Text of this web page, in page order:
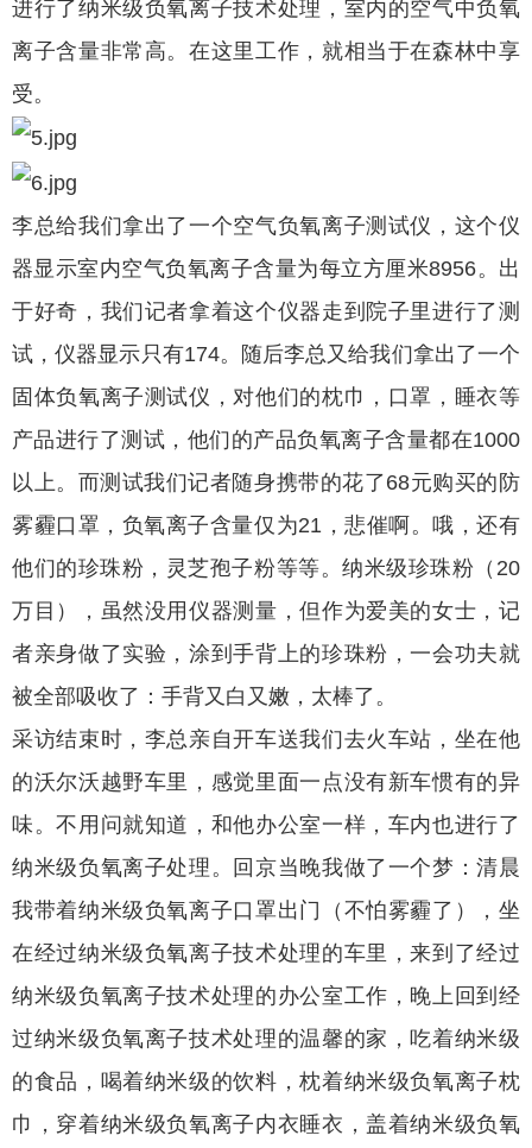
进行了纳米级负氧离子技术处理，室内的空气中负氧
离子含量非常高。在这里工作，就相当于在森林中享
受。
李总给我们拿出了一个空气负氧离子测试仪，这个仪
器显示室内空气负氧离子含量为每立方厘米8956。出
于好奇，我们记者拿着这个仪器走到院子里进行了测
试，仪器显示只有174。随后李总又给我们拿出了一个
固体负氧离子测试仪，对他们的枕巾，口罩，睡衣等
产品进行了测试，他们的产品负氧离子含量都在1000
以上。而测试我们记者随身携带的花了68元购买的防
雾霾口罩，负氧离子含量仅为21，悲催啊。哦，还有
他们的珍珠粉，灵芝孢子粉等等。纳米级珍珠粉（20
万目），虽然没用仪器测量，但作为爱美的女士，记
者亲身做了实验，涂到手背上的珍珠粉，一会功夫就
被全部吸收了：手背又白又嫩，太棒了。
采访结束时，李总亲自开车送我们去火车站，坐在他
的沃尔沃越野车里，感觉里面一点没有新车惯有的异
味。不用问就知道，和他办公室一样，车内也进行了
纳米级负氧离子处理。回京当晚我做了一个梦：清晨
我带着纳米级负氧离子口罩出门（不怕雾霾了），坐
在经过纳米级负氧离子技术处理的车里，来到了经过
纳米级负氧离子技术处理的办公室工作，晚上回到经
过纳米级负氧离子技术处理的温馨的家，吃着纳米级
的食品，喝着纳米级的饮料，枕着纳米级负氧离子枕
巾，穿着纳米级负氧离子内衣睡衣，盖着纳米级负氧